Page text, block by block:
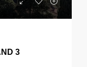
3